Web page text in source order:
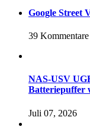
Google Street
39 Kommentare
NAS-USV
Batteriepuffer
Juli 07, 2026